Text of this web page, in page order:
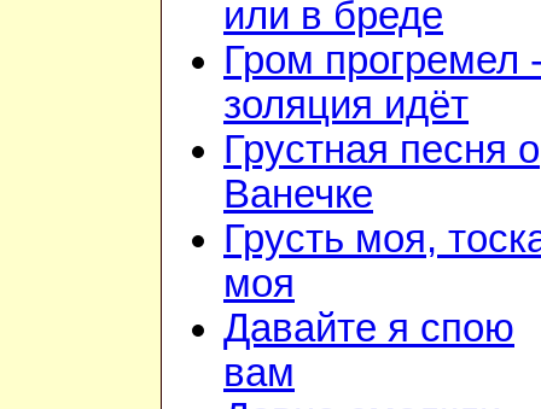
или в бреде
Гром прогремел
золяция идёт
Грустная песня о
Ванечке
Грусть моя,
моя
Давайте я спою
вам